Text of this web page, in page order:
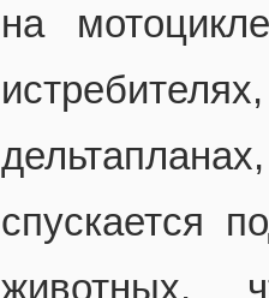
на
спускается
животных,